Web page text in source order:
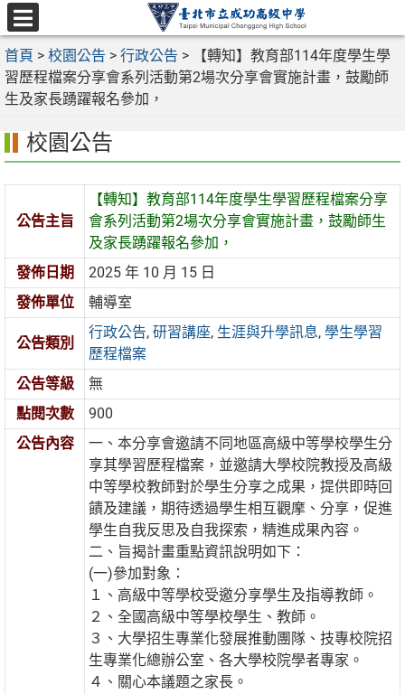
跳
至
主
要
內
選
單
首頁 > 校園公告 > 行政公告 >
【轉知】教育部114年度學生學
習歷程檔案分享會系列活動第2場次分享會實施計畫，鼓勵師
生及家長踴躍報名參加，
校園公告
公告主旨
【轉知】教育部114年度學生學習歷程檔案分享
會系列活動第2場次分享會實施計畫，鼓勵師生
及家長踴躍報名參加，
發佈日期
2025 年 10 月 15 日
發佈單位
輔導室
公告類別
行政公告,研習講座, 生涯與升學訊息,學生學習
歷程檔案
公告等級
無
點閱次數
900
公告內容
一、本分享會邀請不同地區高級中等學校學生分
享其學習歷程檔案，並邀請大學校院教授及高級
中等學校教師對於學生分享之成果，提供即時回
饋及建議，期待透過學生相互觀摩、分享，促進
學生自我反思及自我探索，精進成果內容。
二、旨揭計畫重點資訊說明如下：
(一)參加對象：
１、高級中等學校受邀分享學生及指導教師。
２、全國高級中等學校學生、教師。
３、大學招生專業化發展推動團隊、技專校院招
生專業化總辦公室、各大學校院學者專家。
４、關心本議題之家長。